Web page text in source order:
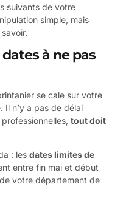
suivants de votre
simple, mais
à ne pas
se cale sur votre
Il n’y a pas de délai
tout doit
: les dates limites de
entre fin mai et début
votre département de